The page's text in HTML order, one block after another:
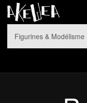
Figurines & Modélisme